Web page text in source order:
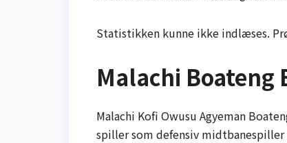
Statistikken kunne ikke indlæses.
Malachi Boateng
Malachi Kofi Owusu Agyeman
spiller som defensiv midtbanespiller